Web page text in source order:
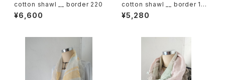
cotton shawl __ border 220
¥6,600
cotton shawl __ border 160
海嶺w
¥5,280